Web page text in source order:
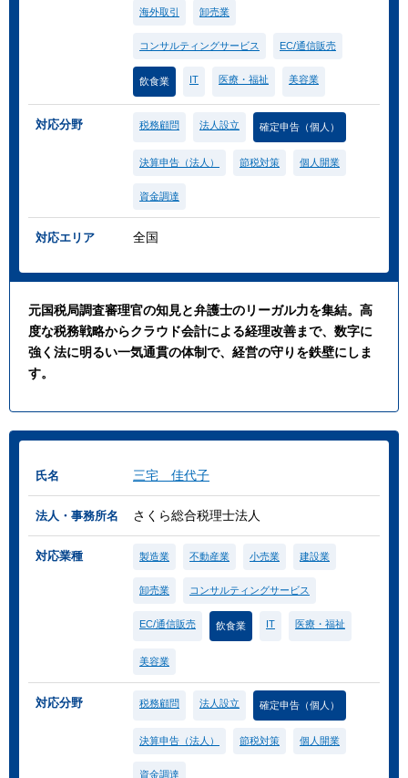
海外取引 卸売業
コンサルティングサービス EC/通信販売
飲食業 IT 医療・福祉 美容業
対応分野 税務顧問 法人設立 確定申告（個人）
決算申告（法人） 節税対策 個人開業
資金調達
対応エリア 全国
元国税局調査審理官の知見と弁護士のリーガル力を集結。高
度な税務戦略からクラウド会計による経理改善まで、数字に
強く法に明るい一気通貫の体制で、経営の守りを鉄壁にしま
す。
氏名 三宅 佳代子
法人・事務所名 さくら総合税理士法人
対応業種 製造業 不動産業 小売業 建設業
卸売業 コンサルティングサービス
EC/通信販売 飲食業 IT 医療・福祉
美容業
対応分野 税務顧問 法人設立 確定申告（個人）
決算申告（法人） 節税対策 個人開業
資金調達